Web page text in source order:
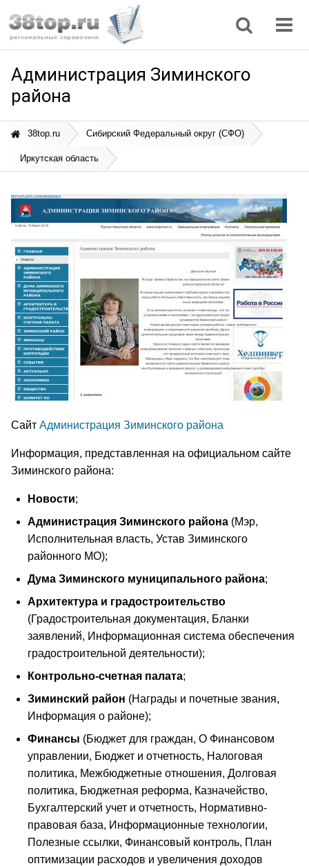
Администрация Зиминского
района
38top.ru Сибирский Федеральный округ (СФО)
Иркутская область
Сайт Администрация Зиминского района
Информация, представленная на официальном сайте
Зиминского района:
Новости;
Администрация Зиминского района (Мэр,
Исполнительная власть, Устав Зиминского
районного МО);
Дума Зиминского муниципального района;
Архитектура и градостроительство
(Градостроительная документация, Бланки
заявлений, Информационная система обеспечения
градостроительной деятельности);
Контрольно-счетная палата;
Зиминский район (Награды и почетные звания,
Информация о районе);
Финансы (Бюджет для граждан, О Финансовом
управлении, Бюджет и отчетность, Налоговая
политика, Межбюджетные отношения, Долговая
политика, Бюджетная реформа, Казначейство,
Бухгалтерский учет и отчетность, Нормативно-
правовая база, Информационные технологии,
Полезные ссылки, Финансовый контроль, План
оптимизации расходов и увеличения доходов